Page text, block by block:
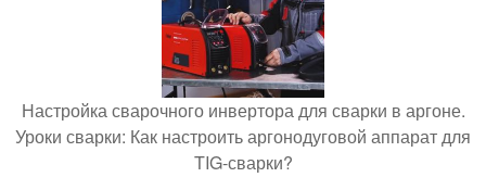
Настройка сварочного инвертора для сварки в аргоне.
Уроки сварки: Как настроить аргонодуговой аппарат для
TIG-сварки?